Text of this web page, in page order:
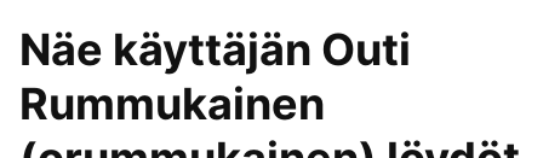
Näe käyttäjän Outi
Rummukainen